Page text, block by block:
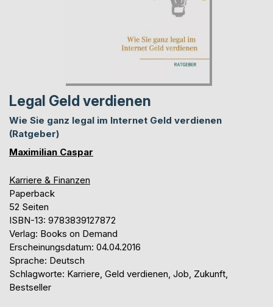
Legal Geld verdienen
Wie Sie ganz legal im Internet Geld verdienen
(Ratgeber)
Maximilian Caspar
Karriere & Finanzen
Paperback
52 Seiten
ISBN-13: 9783839127872
Verlag: Books on Demand
Erscheinungsdatum: 04.04.2016
Sprache: Deutsch
Schlagworte: Karriere, Geld verdienen, Job, Zukunft,
Bestseller